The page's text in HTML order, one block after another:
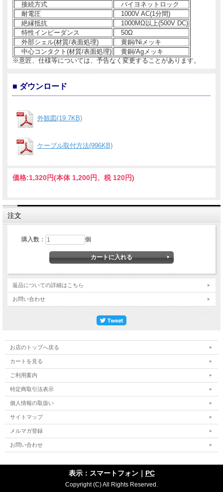
接続方式
バイヨネットロック
耐電圧
1000V AC(1分間)
絶縁抵抗
1000MΩ以上(500V DC)
特性インピーダンス
50Ω
外部シェル(材質/表面処理)
黄銅/Niメッキ
中心コンタクト(材質/表面処理)
黄銅/Agメッキ
※意匠、仕様等については、予告なく変更することがあります。
■ ダウンロード
外観図(19.7KB)
ケーブル取付方法(996KB)
価格:1,320円(本体 1,200円、税 120円)
注文
購入数： 個
返品についての詳細はこちら
お問い合わせ
お店のトップへ戻る
カートを見る
ご利用案内
特定商取引法表示
個人情報の取扱い
サイトマップ
メルマガ登録
お問い合わせ
表示：スマートフォン｜ PC
Copyright (C) All Rights Reserved.